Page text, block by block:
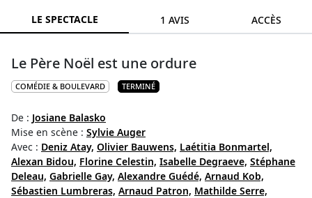
LE SPECTACLE 1 AVIS ACCÈS
Le Père Noël est une ordure
COMÉDIE & BOULEVARD TERMINÉ
De : Josiane Balasko
Mise en scène : Sylvie Auger
Avec : Deniz Atay, Olivier Bauwens, Laétitia Bonmartel,
Alexan Bidou, Florine Celestin, Isabelle Degraeve, Stéphane
Deleau, Gabrielle Gay, Alexandre Guédé, Arnaud Kob,
Sébastien Lumbreras, Arnaud Patron, Mathilde Serre,